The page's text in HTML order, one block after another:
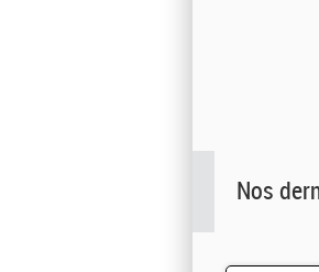
Nos